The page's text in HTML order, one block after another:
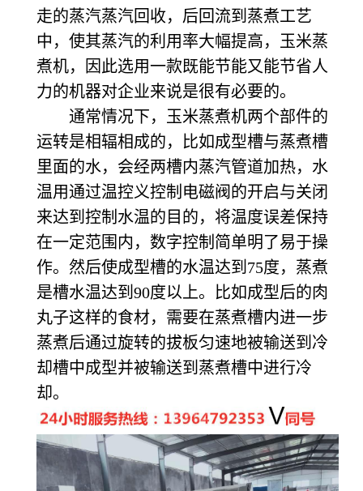
走的蒸汽蒸汽回收，后回流到蒸煮工艺
中，使其蒸汽的利用率大幅提高，玉米蒸
煮机，因此选用一款既能节能又能节省人
力的机器对企业来说是很有必要的。
通常情况下，玉米蒸煮机两个部件的
运转是相辐相成的，比如成型槽与蒸煮槽
里面的水，会经两槽内蒸汽管道加热，水
温用通过温控义控制电磁阀的开启与关闭
来达到控制水温的目的，将温度误差保持
在一定范围内，数字控制简单明了易于操
作。然后使成型槽的水温达到75度，蒸煮
是槽水温达到90度以上。比如成型后的肉
丸子这样的食材，需要在蒸煮槽内进一步
蒸煮后通过旋转的拔板匀速地被输送到冷
却槽中成型并被输送到蒸煮槽中进行冷
却。